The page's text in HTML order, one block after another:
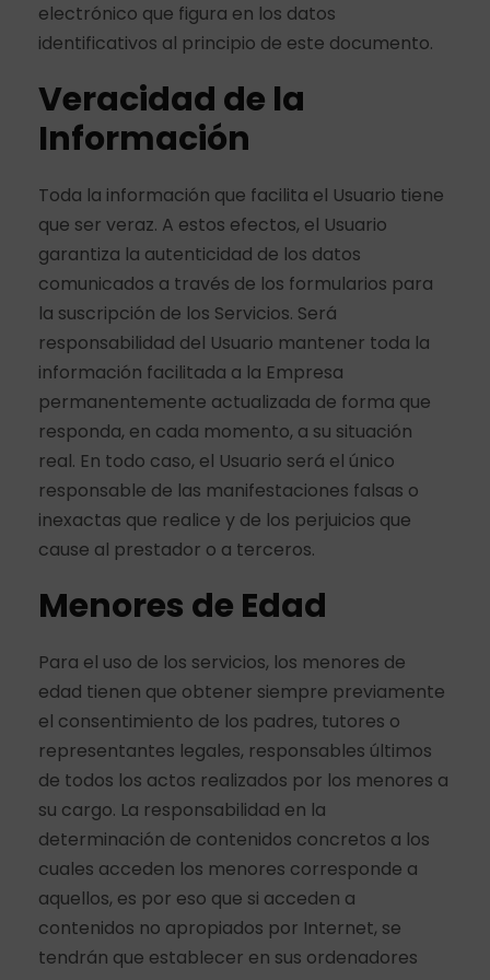
electrónico que figura en los datos
identificativos al principio de este documento.
Veracidad de la
Información
Toda la información que facilita el Usuario tiene
que ser veraz. A estos efectos, el Usuario
garantiza la autenticidad de los datos
comunicados a través de los formularios para
la suscripción de los Servicios. Será
responsabilidad del Usuario mantener toda la
información facilitada a la Empresa
permanentemente actualizada de forma que
responda, en cada momento, a su situación
real. En todo caso, el Usuario será el único
responsable de las manifestaciones falsas o
inexactas que realice y de los perjuicios que
cause al prestador o a terceros.
Menores de Edad
Para el uso de los servicios, los menores de
edad tienen que obtener siempre previamente
el consentimiento de los padres, tutores o
representantes legales, responsables últimos
de todos los actos realizados por los menores a
su cargo. La responsabilidad en la
determinación de contenidos concretos a los
cuales acceden los menores corresponde a
aquellos, es por eso que si acceden a
contenidos no apropiados por Internet, se
tendrán que establecer en sus ordenadores